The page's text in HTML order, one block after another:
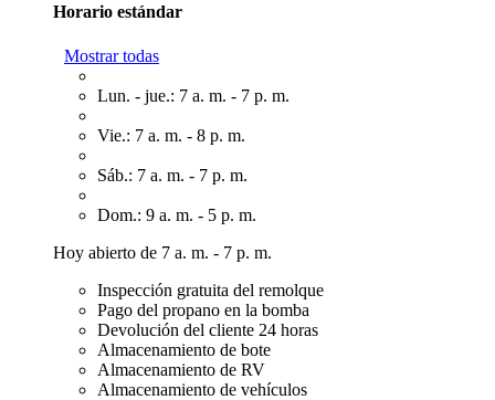
Horario estándar
Mostrar todas
Lun. - jue.: 7 a. m. - 7 p. m.
Vie.: 7 a. m. - 8 p. m.
Sáb.: 7 a. m. - 7 p. m.
Dom.: 9 a. m. - 5 p. m.
Hoy abierto de 7 a. m. - 7 p. m.
Inspección gratuita del remolque
Pago del propano en la bomba
Devolución del cliente 24 horas
Almacenamiento de bote
Almacenamiento de RV
Almacenamiento de vehículos